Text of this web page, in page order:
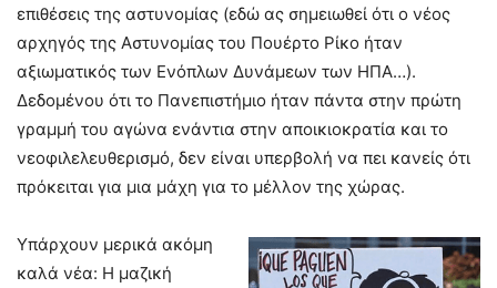
επιθέσεις της αστυνομίας (εδώ ας σημειωθεί ότι ο νέος
αρχηγός της Αστυνομίας του Πουέρτο Ρίκο ήταν
αξιωματικός των Ενόπλων Δυνάμεων των ΗΠΑ…).
Δεδομένου ότι το Πανεπιστήμιο ήταν πάντα στην πρώτη
γραμμή του αγώνα ενάντια στην αποικιοκρατία και το
νεοφιλελευθερισμό, δεν είναι υπερβολή να πει κανείς ότι
πρόκειται για μια μάχη για το μέλλον της χώρας.
Υπάρχουν μερικά ακόμη
καλά νέα: Η μαζική